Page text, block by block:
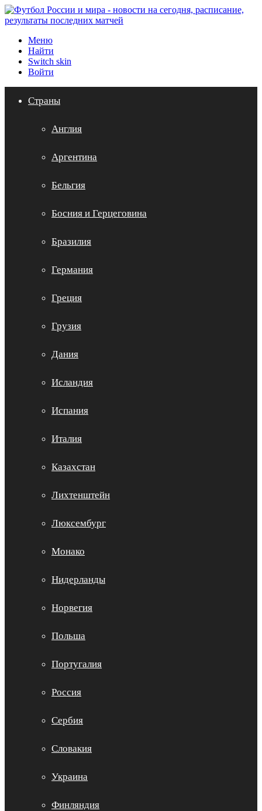
Меню
Найти
Switch skin
Войти
Страны
Англия
Аргентина
Бельгия
Босния и Герцеговина
Бразилия
Германия
Греция
Грузия
Дания
Исландия
Испания
Италия
Казахстан
Лихтенштейн
Люксембург
Монако
Нидерланды
Норвегия
Польша
Португалия
Россия
Сербия
Словакия
Украина
Финляндия